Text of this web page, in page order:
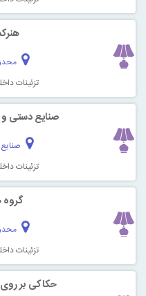
تزئینات
صنایع دستی
تزئینات
گروه
تزئینات
حکاکی بر